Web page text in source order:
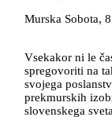
Murska Sobota,
Vsekakor ni le
spregovoriti na
svojega
prekmurskih
slovenskega